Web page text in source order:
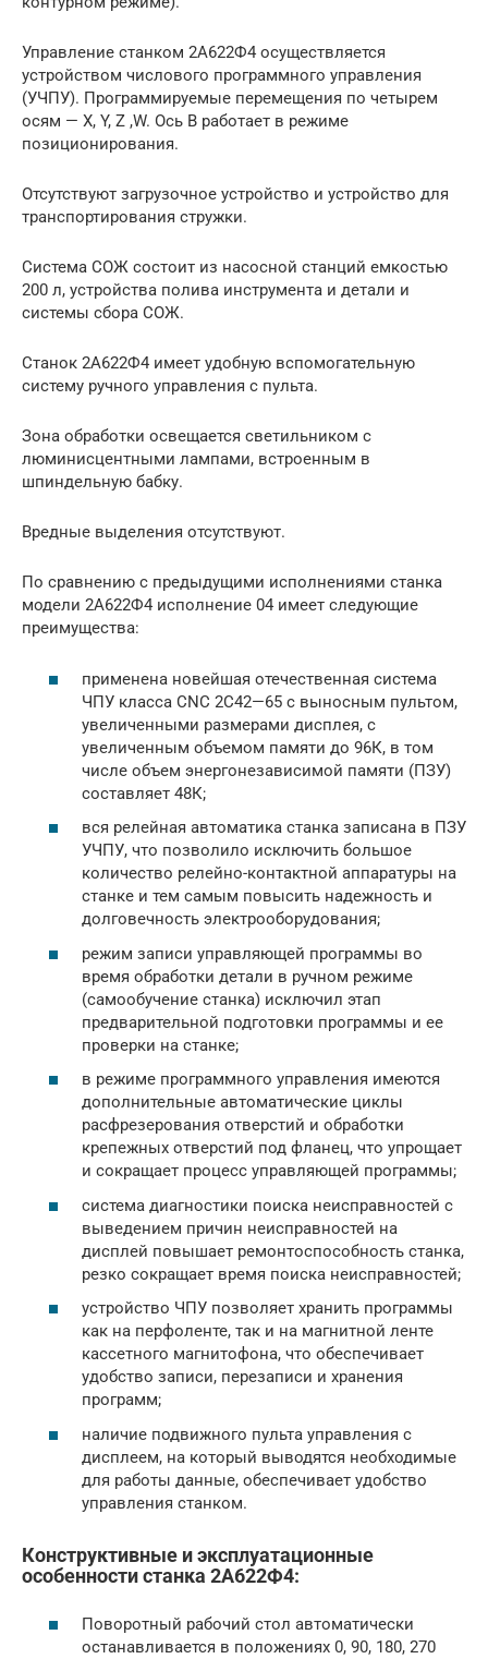
Управление станком 2А622Ф4 осуществляется
устройством числового программного управления
(УЧПУ). Программируемые перемещения по четырем
осям — X, Y, Z ,W. Ось В работает в режиме
позиционирования.
Отсутствуют загрузочное устройство и устройство для
транспортирования стружки.
Система СОЖ состоит из насосной станций емкостью
200 л, устройства полива инструмента и детали и
системы сбора СОЖ.
Станок 2А622Ф4 имеет удобную вспомогательную
систему ручного управления с пульта.
Зона обработки освещается светильником с
люминисцентными лампами, встроенным в
шпиндельную бабку.
Вредные выделения отсутствуют.
По сравнению с предыдущими исполнениями станка
модели 2А622Ф4 исполнение 04 имеет следующие
преимущества:
применена новейшая отечественная система
ЧПУ класса CNC 2C42—65 с выносным пультом,
увеличенными размерами дисплея, с
увеличенным объемом памяти до 96К, в том
числе объем энергонезависимой памяти (ПЗУ)
составляет 48К;
вся релейная автоматика станка записана в ПЗУ
УЧПУ, что позволило исключить большое
количество релейно-контактной аппаратуры на
станке и тем самым повысить надежность и
долговечность электрооборудования;
режим записи управляющей программы во
время обработки детали в ручном режиме
(самообучение станка) исключил этап
предварительной подготовки программы и ее
проверки на станке;
в режиме программного управления имеются
дополнительные автоматические циклы
расфрезерования отверстий и обработки
крепежных отверстий под фланец, что упрощает
и сокращает процесс управляющей программы;
система диагностики поиска неисправностей с
выведением причин неисправностей на
дисплей повышает ремонтоспособность станка,
резко сокращает время поиска неисправностей;
устройство ЧПУ позволяет хранить программы
как на перфоленте, так и на магнитной ленте
кассетного магнитофона, что обеспечивает
удобство записи, перезаписи и хранения
программ;
наличие подвижного пульта управления с
дисплеем, на который выводятся необходимые
для работы данные, обеспечивает удобство
управления станком.
Конструктивные и эксплуатационные
особенности станка 2А622Ф4:
Поворотный рабочий стол автоматически
останавливается в положениях 0, 90, 180, 270